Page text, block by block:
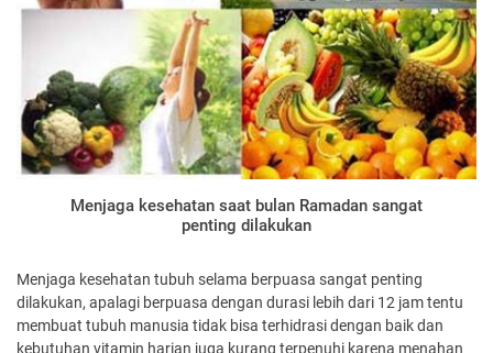
Menjaga kesehatan saat bulan Ramadan sangat
penting dilakukan
Menjaga kesehatan tubuh selama berpuasa sangat penting
dilakukan, apalagi berpuasa dengan durasi lebih dari 12 jam tentu
membuat tubuh manusia tidak bisa terhidrasi dengan baik dan
kebutuhan vitamin harian juga kurang terpenuhi karena menahan